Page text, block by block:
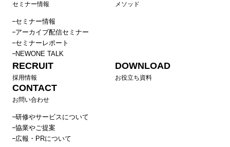
セミナー情報
セミナー情報
アーカイブ配信セミナー
セミナーレポート
NEWONE TALK
メソッド
RECRUIT
採用情報
DOWNLOAD
お役立ち資料
CONTACT
お問い合わせ
研修やサービスについて
協業やご提案
広報・PRについて